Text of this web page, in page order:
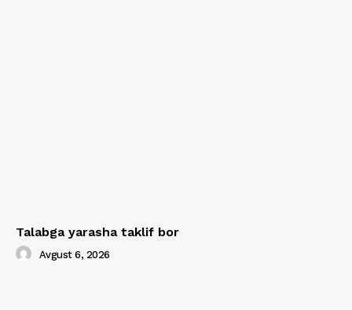
Talabga yarasha taklif bor
Avgust 6, 2026